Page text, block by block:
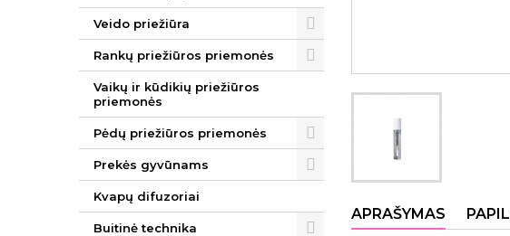
Veido priežiūra
Rankų priežiūros priemonės
Vaikų ir kūdikių priežiūros
priemonės
Pėdų priežiūros priemonės
Prekės gyvūnams
Kvapų difuzoriai
Buitinė technika
APRAŠYMAS